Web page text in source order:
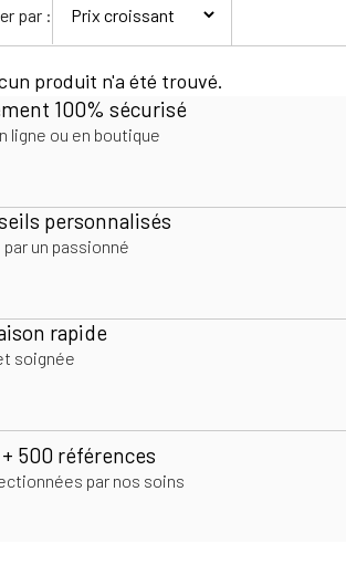
par :
produit n'a été trouvé.
100% sécurisé
ligne ou en boutique
personnalisés
par un passionné
rapide
soignée
+ 500 références
par nos soins